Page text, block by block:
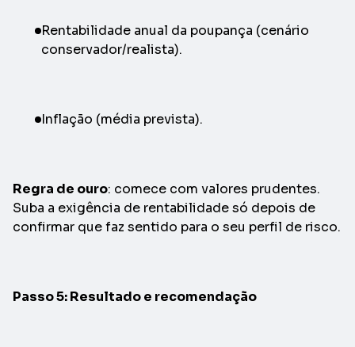
Rentabilidade anual da poupança (cenário
conservador/realista).
Inflação (média prevista).
Regra de ouro: comece com valores prudentes.
Suba a exigência de rentabilidade só depois de
confirmar que faz sentido para o seu perfil de risco.
Passo 5: Resultado e recomendação